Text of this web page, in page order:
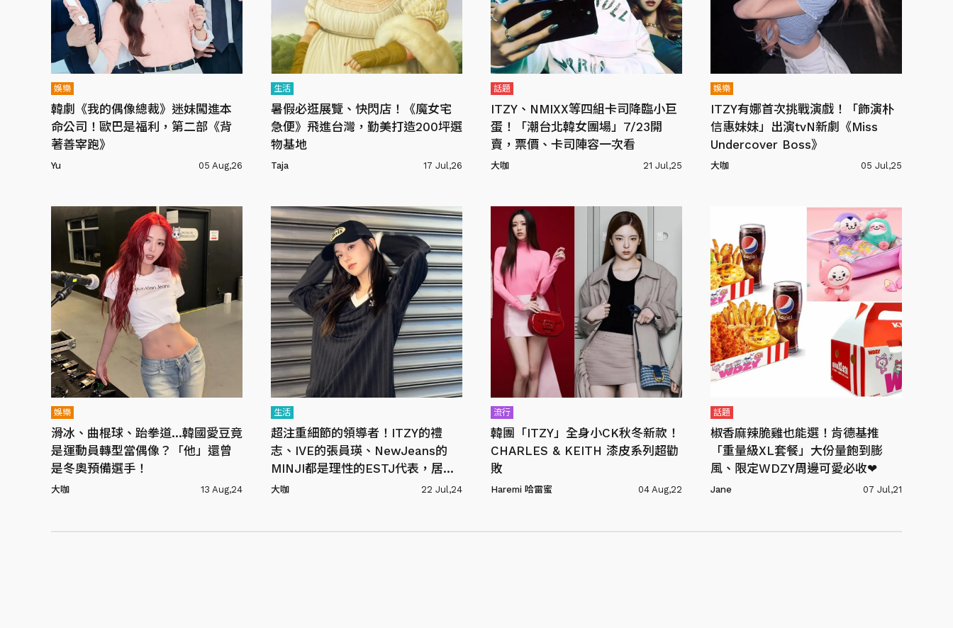
娛樂
韓劇《我的偶像總裁》迷妹闖進本
命公司！歐巴是福利，第二部《背
著善宰跑》
Yu 05 Aug,26
生活
暑假必逛展覽、快閃店！《魔女宅
急便》飛進台灣，勤美打造200坪選
物基地
Taja 17 Jul,26
話題
ITZY、NMIXX等四組卡司降臨小巨
蛋！「潮台北韓女團場」7/23開
賣，票價、卡司陣容一次看
大咖 21 Jul,25
娛樂
ITZY有娜首次挑戰演戲！「飾演朴
信惠妹妹」出演tvN新劇《Miss
Undercover Boss》
大咖 05 Jul,25
娛樂
滑冰、曲棍球、跆拳道...韓國愛豆竟
是運動員轉型當偶像？「他」還曾
是冬奧預備選手！
大咖 13 Aug,24
生活
超注重細節的領導者！ITZY的禮
志、IVE的張員瑛、NewJeans的
MINJI都是理性的ESTJ代表，居然
還是超級控制狂？
大咖 22 Jul,24
流行
韓團「ITZY」全身小CK秋冬新款！
CHARLES & KEITH 漆皮系列超勸
敗
Haremi 哈雷蜜 04 Aug,22
話題
椒香麻辣脆雞也能選！肯德基推
「重量級XL套餐」大份量飽到膨
風、限定WDZY周邊可愛必收❤
Jane 07 Jul,21